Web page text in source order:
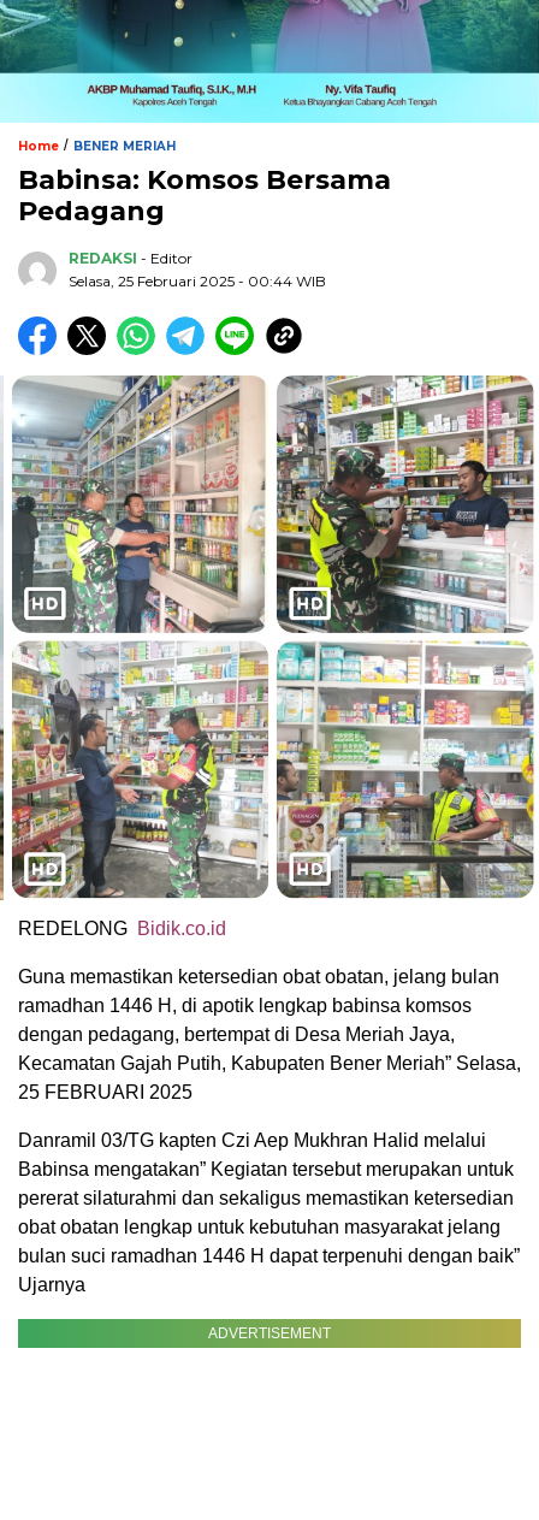
Home / BENER MERIAH
Babinsa: Komsos Bersama
Pedagang
REDAKSI - Editor
Selasa, 25 Februari 2025 - 00:44 WIB
REDELONG Bidik.co.id
Guna memastikan ketersedian obat obatan, jelang bulan
ramadhan 1446 H, di apotik lengkap babinsa komsos
dengan pedagang, bertempat di Desa Meriah Jaya,
Kecamatan Gajah Putih, Kabupaten Bener Meriah” Selasa,
25 FEBRUARI 2025
Danramil 03/TG kapten Czi Aep Mukhran Halid melalui
Babinsa mengatakan” Kegiatan tersebut merupakan untuk
pererat silaturahmi dan sekaligus memastikan ketersedian
obat obatan lengkap untuk kebutuhan masyarakat jelang
bulan suci ramadhan 1446 H dapat terpenuhi dengan baik”
Ujarnya
ADVERTISEMENT